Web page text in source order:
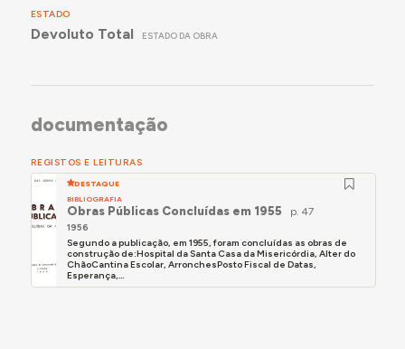
ESTADO
Devoluto Total ESTADO DA OBRA
documentação
REGISTOS E LEITURAS
DESTAQUE
BIBLIOGRAFIA
Obras Públicas Concluídas em 1955 p. 47
1956
Segundo a publicação, em 1955, foram concluídas as obras de
construção de:Hospital da Santa Casa da Misericórdia, Alter do
ChãoCantina Escolar, ArronchesPosto Fiscal de Datas,
Esperança,...